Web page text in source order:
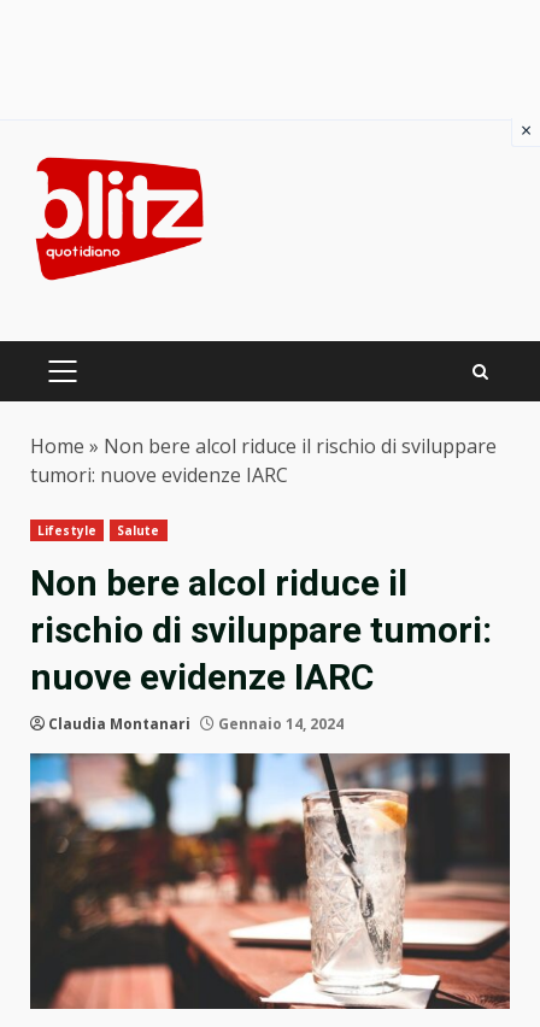
content
PRIMARY
Home » Non bere alcol riduce il rischio di sviluppare
tumori: nuove evidenze IARC
Lifestyle Salute
Non bere alcol riduce il
rischio di sviluppare tumori:
nuove evidenze IARC
Claudia Montanari Gennaio 14, 2024
×